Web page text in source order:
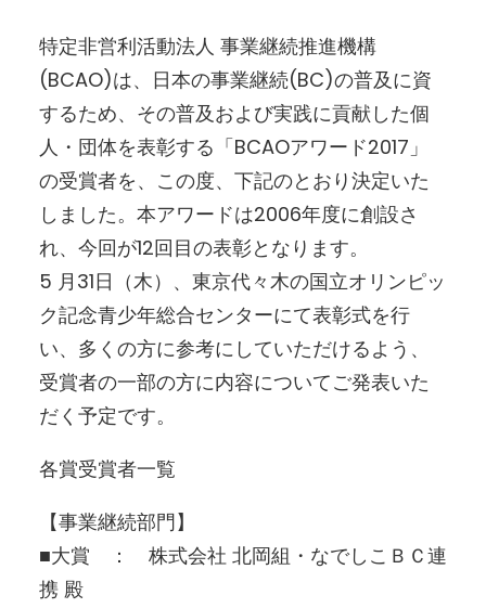
特定非営利活動法人 事業継続推進機構
(BCAO)は、日本の事業継続(BC)の普及に資
するため、その普及および実践に貢献した個
人・団体を表彰する「BCAOアワード2017」
の受賞者を、この度、下記のとおり決定いた
しました。本アワードは2006年度に創設さ
れ、今回が12回目の表彰となります。
5 月31日（木）、東京代々木の国立オリンピッ
ク記念青少年総合センターにて表彰式を行
い、多くの方に参考にしていただけるよう、
受賞者の一部の方に内容についてご発表いた
だく予定です。
各賞受賞者一覧
【事業継続部門】
■大賞 ： 株式会社 北岡組・なでしこＢＣ連
携 殿